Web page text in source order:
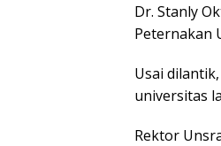
Dr. Stanly
Peternakan
Usai
universitas
Rektor